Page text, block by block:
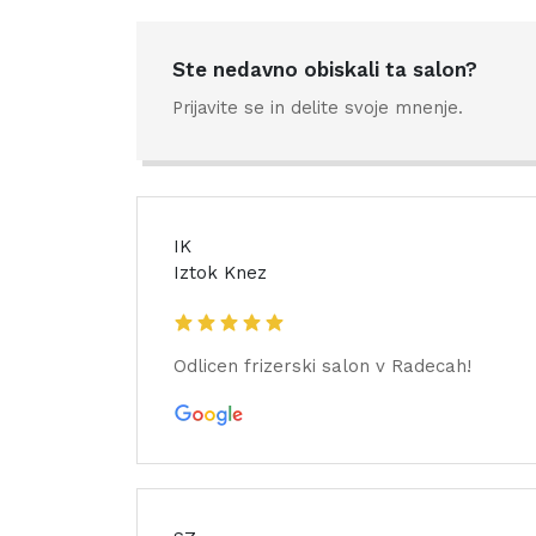
Ste nedavno obiskali ta salon?
Prijavite se in delite svoje mnenje.
IK
Iztok Knez
Odlicen frizerski salon v Radecah!